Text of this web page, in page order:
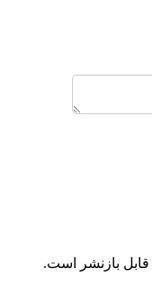
قابل بازنشر است.